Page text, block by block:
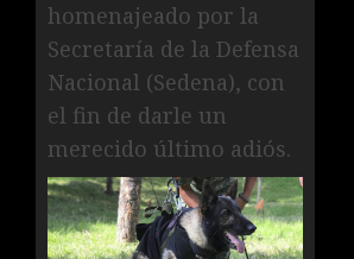
homenajeado por la
Secretaría de la Defensa
Nacional (Sedena), con
el fin de darle un
merecido último adiós.